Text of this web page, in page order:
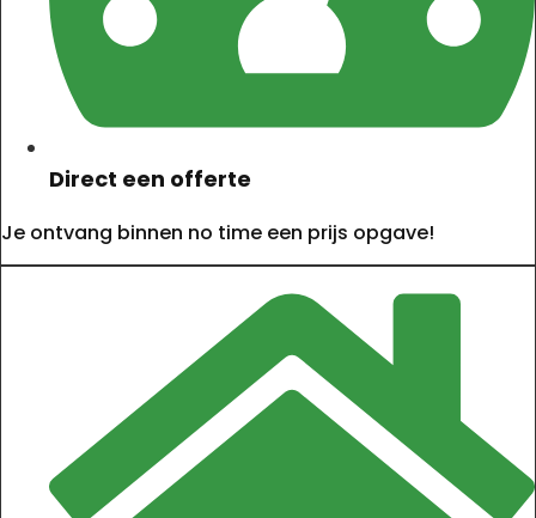
Direct een offerte
Je ontvang binnen no time een prijs opgave!